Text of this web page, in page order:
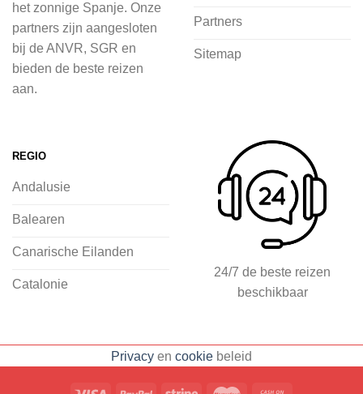
Bij 2Spanje.nl begint de voorpret al
voordat je het vliegtuig instapt, door
inspiratie op te doen over dit zonnige
vliegvakantie zoeken en boeken bij
2Spanje.nl, met een team dat altijd
klaarstaat om eventuele vragen te
beantwoorden en ervoor te zorgen dat
jij met een gerust hart op vakantie kunt
accommodaties: resorts, hotels en
Voorpret met inspirerende
het zonnige Spanje. Onze
partners zijn aangesloten
bij de ANVR, SGR en
bieden de beste reizen
aan.
Partners
Sitemap
REGIO
Andalusie
Balearen
Canarische Eilanden
Catalonie
24/7 de beste reizen
beschikbaar
Privacy en cookie beleid